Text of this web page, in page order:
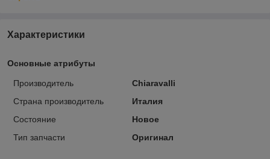
Характеристики
Основные атрибуты
Производитель
Chiaravalli
Страна производитель
Италия
Состояние
Новое
Тип запчасти
Оригинал